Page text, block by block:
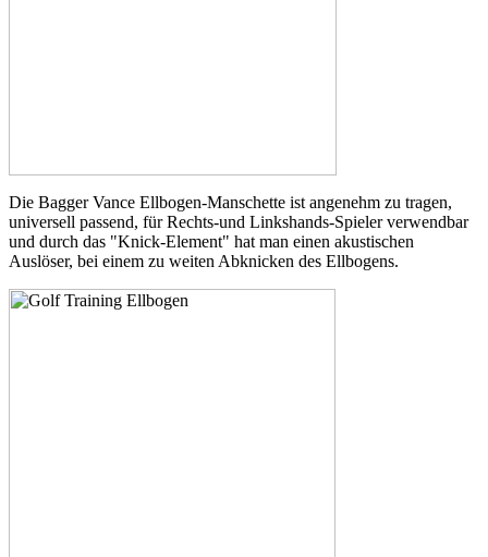
Die Bagger Vance Ellbogen-Manschette ist angenehm zu tragen,
universell passend, für Rechts-und Linkshands-Spieler verwendbar
und durch das "Knick-Element" hat man einen akustischen
Auslöser, bei einem zu weiten Abknicken des Ellbogens.